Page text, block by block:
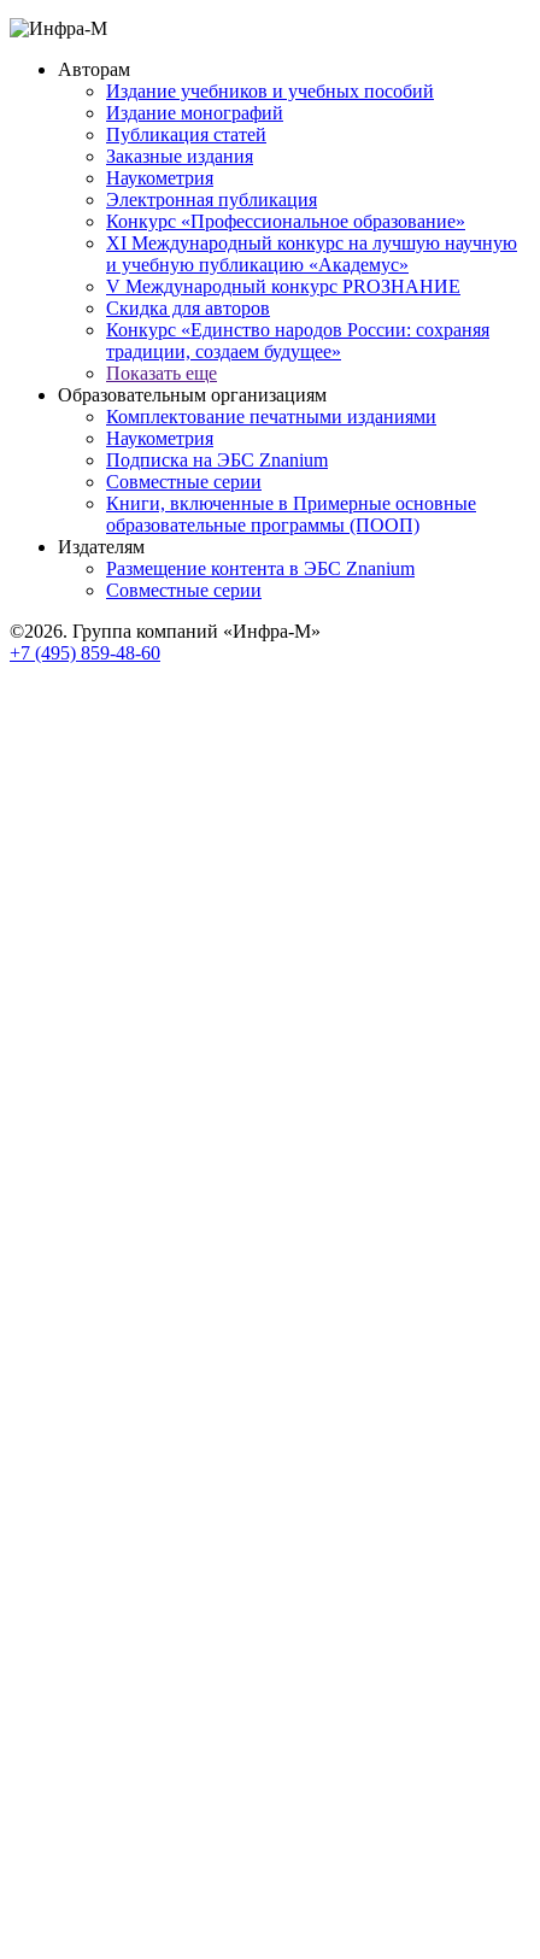
Авторам
Издание учебников и учебных пособий
Издание монографий
Публикация статей
Заказные издания
Наукометрия
Электронная публикация
Конкурс «Профессиональное образование»
XI Международный конкурс на лучшую научную
и учебную публикацию «Академус»
V Международный конкурс PROЗНАНИЕ
Скидка для авторов
Конкурс «Единство народов России: сохраняя
традиции, создаем будущее»
Показать еще
Образовательным организациям
Комплектование печатными изданиями
Наукометрия
Подписка на ЭБС Znanium
Совместные серии
Книги, включенные в Примерные основные
образовательные программы (ПООП)
Издателям
Размещение контента в ЭБС Znanium
Совместные серии
©2026. Группа компаний «Инфра-М»
+7 (495) 859-48-60